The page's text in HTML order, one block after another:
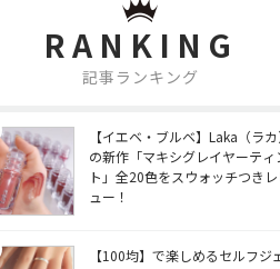
RANKING
記事ランキング
【イエベ・ブルベ】Laka（ラカ
の新作「マキシグレイヤーティ
ト」全20色をスウォッチつき
ュー！
【100均】で楽しめるセルフジ